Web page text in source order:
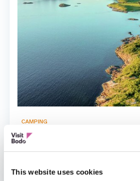
This website uses cookies
CAMPING
Geitvågen bad og camping